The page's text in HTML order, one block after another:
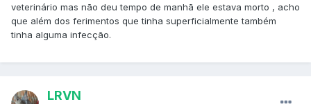
veterinário mas não deu tempo de manhã ele estava morto , acho
que além dos ferimentos que tinha superficialmente também
tinha alguma infecção.
LRVN